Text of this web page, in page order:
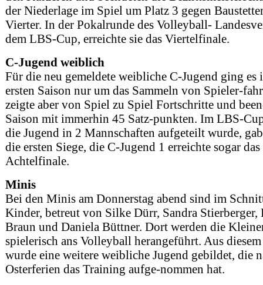
der Niederlage im Spiel um Platz 3 gegen
Vierter. In der Pokalrunde des Volleyball-
dem LBS-Cup, erreichte sie das Viertelfinale.
C-Jugend weiblich
Für die neu gemeldete weibliche C-Jugend ging es
ersten Saison nur um das Sammeln von Spieler-
zeigte aber von Spiel zu Spiel Fortschritte und
Saison mit immerhin 45 Satz-punkten. Im LBS-
die Jugend in 2 Mannschaften aufgeteilt wurde,
die ersten Siege, die C-Jugend 1 erreichte sogar das
Achtelfinale.
Minis
Bei den Minis am Donnerstag abend sind im
Kinder, betreut von Silke Dürr, Sandra Stierberger,
Braun und Daniela Büttner. Dort werden die
spielerisch ans Volleyball herangeführt. Aus
wurde eine weitere weibliche Jugend gebildet, die
Osterferien das Training aufge-nommen hat.